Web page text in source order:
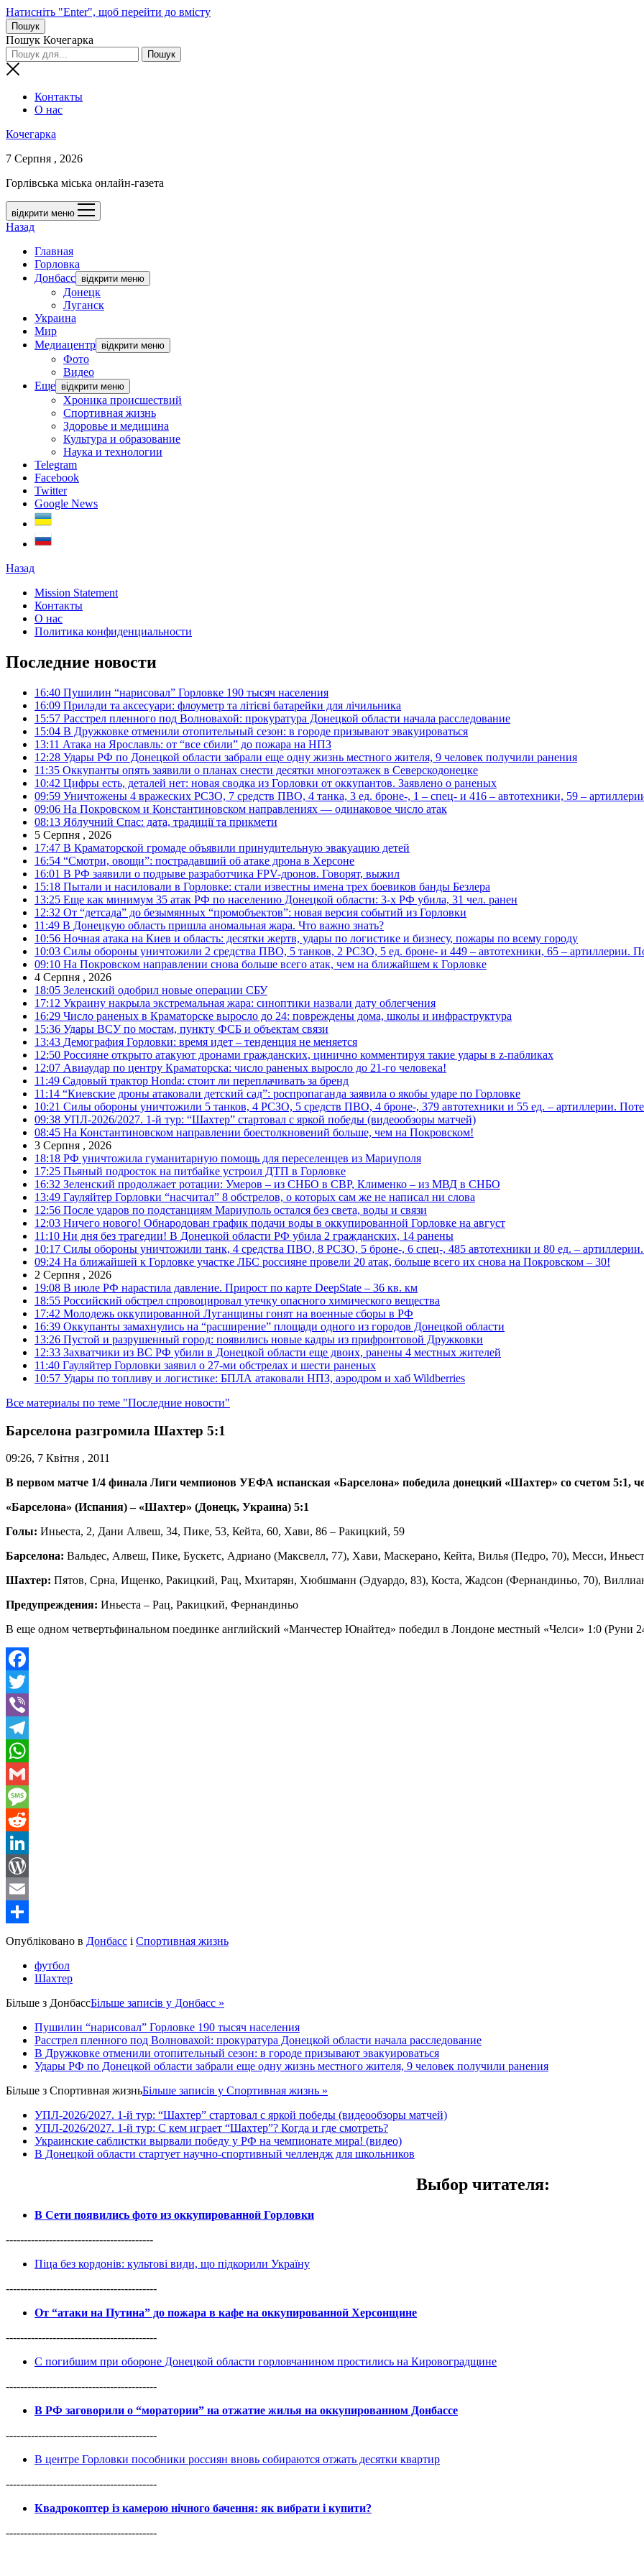
Натисніть "Enter", щоб перейти до вмісту
Пошук
Пошук Кочегарка
Контакты
О нас
Кочегарка
7 Серпня , 2026
Горлівська міська онлайн-газета
відкрити меню
Назад
Главная
Горловка
Донбасс відкрити меню
Донецк
Луганск
Украина
Мир
Медиацентр відкрити меню
Фото
Видео
Еще відкрити меню
Хроника происшествий
Спортивная жизнь
Здоровье и медицина
Культура и образование
Наука и технологии
Telegram
Facebook
Twitter
Google News
Назад
Mission Statement
Контакты
О нас
Политика конфиденциальности
Последние новости
16:40 Пушилин “нарисовал” Горловке 190 тысяч населения
16:09 Прилади та аксесуари: флоуметр та літієві батарейки для лічильника
15:57 Расстрел пленного под Волновахой: прокуратура Донецкой области начала расследование
15:04 В Дружковке отменили отопительный сезон: в городе призывают эвакуироваться
13:11 Атака на Ярославль: от “все сбили” до пожара на НПЗ
12:28 Удары РФ по Донецкой области забрали еще одну жизнь местного жителя, 9 человек получили ранения
11:35 Оккупанты опять заявили о планах снести десятки многоэтажек в Северскодонецке
10:42 Цифры есть, деталей нет: новая сводка из Горловки от оккупантов. Заявлено о раненых
09:59 Уничтожены 4 вражеских РСЗО, 7 средств ПВО, 4 танка, 3 ед. броне-, 1 – спец- и 416 – автотехники, 59 –
09:06 На Покровском и Константиновском направлениях — одинаковое число атак
08:13 Яблучний Спас: дата, традиції та прикмети
5 Серпня , 2026
17:47 В Краматорской громаде объявили принудительную эвакуацию детей
16:54 “Смотри, овощи”: пострадавший об атаке дрона в Херсоне
16:01 В РФ заявили о подрыве разработчика FPV-дронов. Говорят, выжил
15:18 Пытали и насиловали в Горловке: стали известны имена трех боевиков банды Безлера
13:25 Еще как минимум 35 атак РФ по населению Донецкой области: 3-х РФ убила, 31 чел. ранен
12:32 От “детсада” до безымянных “промобъектов”: новая версия событий из Горловки
11:49 В Донецкую область пришла аномальная жара. Что важно знать?
10:56 Ночная атака на Киев и область: десятки жертв, удары по логистике и бизнесу, пожары по всему городу
10:03 Силы обороны уничтожили 2 средства ПВО, 5 танков, 2 РСЗО, 5 ед. броне- и 449 – автотехники, 65 – артиллерии.
09:10 На Покровском направлении снова больше всего атак, чем на ближайшем к Горловке
4 Серпня , 2026
18:05 Зеленский одобрил новые операции СБУ
17:12 Украину накрыла экстремальная жара: синоптики назвали дату облегчения
16:29 Число раненых в Краматорске выросло до 24: повреждены дома, школы и инфраструктура
15:36 Удары ВСУ по мостам, пункту ФСБ и объектам связи
13:43 Демография Горловки: время идет – тенденция не меняется
12:50 Россияне открыто атакуют дронами гражданских, цинично комментируя такие удары в z-пабликах
12:07 Авиаудар по центру Краматорска: число раненых выросло до 21-го человека!
11:49 Садовый трактор Honda: стоит ли переплачивать за бренд
11:14 “Киевские дроны атаковали детский сад”: роспропаганда заявила о якобы ударе по Горловке
10:21 Силы обороны уничтожили 5 танков, 4 РСЗО, 5 средств ПВО, 4 броне-, 379 автотехники и 55 ед. – артиллерии.
09:38 УПЛ-2026/2027. 1-й тур: “Шахтер” стартовал с яркой победы (видеообзоры матчей)
08:45 На Константиновском направлении боестолкновений больше, чем на Покровском!
3 Серпня , 2026
18:18 РФ уничтожила гуманитарную помощь для переселенцев из Мариуполя
17:25 Пьяный подросток на питбайке устроил ДТП в Горловке
16:32 Зеленский продолжает ротации: Умеров – из СНБО в СВР, Клименко – из МВД в СНБО
13:49 Гауляйтер Горловки “насчитал” 8 обстрелов, о которых сам же не написал ни слова
12:56 После ударов по подстанциям Мариуполь остался без света, воды и связи
12:03 Ничего нового! Обнародован график подачи воды в оккупированной Горловке на август
11:10 Ни дня без трагедии! В Донецкой области РФ убила 2 гражданских, 14 ранены
10:17 Силы обороны уничтожили танк, 4 средства ПВО, 8 РСЗО, 5 броне-, 6 спец-, 485 автотехники и 80 ед. –
09:24 На ближайшей к Горловке участке ЛБС россияне провели 20 атак, больше всего их снова на Покровском – 30!
2 Серпня , 2026
19:08 В июле РФ нарастила давление. Прирост по карте DeepState – 36 кв. км
18:55 Российский обстрел спровоцировал утечку опасного химического вещества
17:42 Молодежь оккупированной Луганщины гонят на военные сборы в РФ
16:39 Оккупанты замахнулись на “расширение” площади одного из городов Донецкой области
13:26 Пустой и разрушенный город: появились новые кадры из прифронтовой Дружковки
12:33 Захватчики из ВС РФ убили в Донецкой области еще двоих, ранены 4 местных жителей
11:40 Гауляйтер Горловки заявил о 27-ми обстрелах и шести раненых
10:57 Удары по топливу и логистике: БПЛА атаковали НПЗ, аэродром и хаб Wildberries
Все материалы по теме "Последние новости"
Барселона разгромила Шахтер 5:1
09:26, 7 Квітня , 2011
В первом матче 1/4 финала Лиги чемпионов УЕФА испанская «Барселона» победила донецкий «Шахтер» со счетом 5:1,
«Барселона» (Испания) – «Шахтер» (Донецк, Украина) 5:1
Голы: Иньеста, 2, Дани Алвеш, 34, Пике, 53, Кейта, 60, Хави, 86 – Ракицкий, 59
Барселона: Вальдес, Алвеш, Пике, Бускетс, Адриано (Максвелл, 77), Хави, Маскерано, Кейта, Вилья (Педро, 70), Месси,
Шахтер: Пятов, Срна, Ищенко, Ракицкий, Рац, Мхитарян, Хюбшманн (Эдуардо, 83), Коста, Жадсон (Фернандиньо, 70),
Предупреждения: Иньеста – Рац, Ракицкий, Фернандиньо
В еще одном четвертьфинальном поединке английский «Манчестер Юнайтед» победил в Лондоне местный «Челси» 1:0 (Руни
Facebook
Twitter
Viber
Telegram
WhatsApp
Gmail
Message
Reddit
LinkedIn
WordPress
Email
Share
Опубліковано в Донбасс і Спортивная жизнь
футбол
Шахтер
Більше з ДонбассБільше записів у Донбасс »
Пушилин “нарисовал” Горловке 190 тысяч населения
Расстрел пленного под Волновахой: прокуратура Донецкой области начала расследование
В Дружковке отменили отопительный сезон: в городе призывают эвакуироваться
Удары РФ по Донецкой области забрали еще одну жизнь местного жителя, 9 человек получили ранения
Більше з Спортивная жизньБільше записів у Спортивная жизнь »
УПЛ-2026/2027. 1-й тур: “Шахтер” стартовал с яркой победы (видеообзоры матчей)
УПЛ-2026/2027. 1-й тур: С кем играет “Шахтер”? Когда и где смотреть?
Украинские саблистки вырвали победу у РФ на чемпионате мира! (видео)
В Донецкой области стартует научно-спортивный челлендж для школьников
Выбор читателя:
В Сети появились фото из оккупированной Горловки
-----------------------------------------
Піца без кордонів: культові види, що підкорили Україну
------------------------------------------
От “атаки на Путина” до пожара в кафе на оккупированной Херсонщине
------------------------------------------
С погибшим при обороне Донецкой области горловчанином простились на Кировоградщине
------------------------------------------
В РФ заговорили о “моратории” на отжатие жилья на оккупированном Донбассе
------------------------------------------
В центре Горловки пособники россиян вновь собираются отжать десятки квартир
------------------------------------------
Квадрокоптер із камерою нічного бачення: як вибрати і купити?
------------------------------------------